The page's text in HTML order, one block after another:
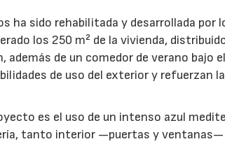
ha sido rehabilitada y desarrollada por
los 250 m² de la vivienda,
de un comedor de verano bajo
de uso del exterior y refuerzan
es el uso de un intenso azul
tanto interior —puertas y ventanas—